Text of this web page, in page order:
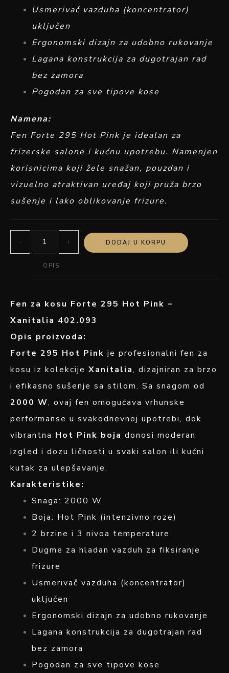
Usmerivač vazduha (koncentrator)
uključen
Ergonomski dizajn za udobno rukovanje
Lagana konstrukcija za dugotrajan rad
bez zamora
Pogodan za sve tipove kose
Namena:
Fen Forte 295 Hot Pink je idealan za
frizerske salone i kućnu upotrebu. Namenjen
korisnicima koji žele snažan, pouzdan i
vizuelno atraktivan uređaj koji pruža brzo
sušenje i lako oblikovanje frizure.
- + DODAJ U KORPU
OPIS
Fen za kosu Forte 295 Hot Pink –
Xanitalia 402.093
Opis proizvoda:
Forte 295 Hot Pink je profesionalni fen za
kosu iz kolekcije Xanitalia, dizajniran za brzo
i efikasno sušenje sa stilom. Sa snagom od
2000 W, ovaj fen omogućava vrhunske
performanse u svakodnevnoj upotrebi, dok
vibrantna Hot Pink boja donosi moderan
izgled i dozu ličnosti u svaki salon ili kućni
kutak za ulepšavanje.
Karakteristike:
Snaga: 2000 W
Boja: Hot Pink (intenzivno roze)
2 brzine i 3 nivoa temperature
Dugme za hladan vazduh za fiksiranje
frizure
Usmerivač vazduha (koncentrator)
uključen
Ergonomski dizajn za udobno rukovanje
Lagana konstrukcija za dugotrajan rad
bez zamora
Pogodan za sve tipove kose